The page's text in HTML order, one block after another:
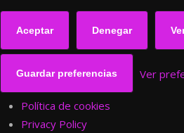
Aceptar Denegar
Guardar preferencias Ver
Política de cookies
Privacy Policy